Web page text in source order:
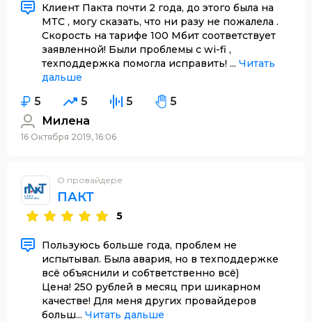
Клиент Пакта почти 2 года, до этого была на
МТС , могу сказать, что ни разу не пожалела .
Скорость на тарифе 100 Мбит соответствует
заявленной! Были проблемы с wi-fi ,
техподдержка помогла исправить! ... Читать
дальше
5 5 5
5
Милена
16 Октября 2019, 16:06
О провайдере
ПАКТ
5
Пользуюсь больше года, проблем не
испытывал. Была авария, но в техподдержке
всё объяснили и собтветственно всё)
Цена! 250 рублей в месяц при шикарном
качестве! Для меня других провайдеров
больш... Читать дальше